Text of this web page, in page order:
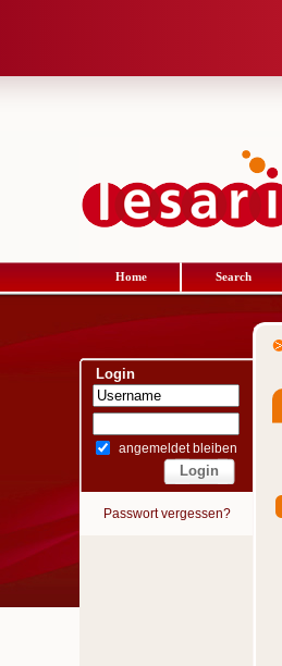
Home Search
Login
angemeldet bleiben
Passwort vergessen?